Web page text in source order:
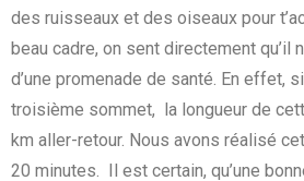
des ruisseaux et des oiseaux pour
beau cadre, on sent directement qu’il
d’une promenade de santé. En effet,
troisième sommet, la longueur de
km aller-retour. Nous avons réalisé
20 minutes. Il est certain, qu’une